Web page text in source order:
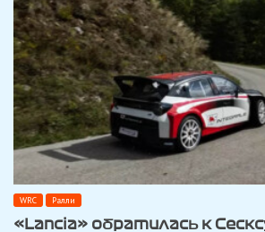
WRC Ралли
«Lancia» обратилась к